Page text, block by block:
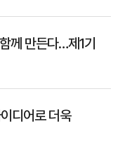
께 만든다…제1기
디어로 더욱